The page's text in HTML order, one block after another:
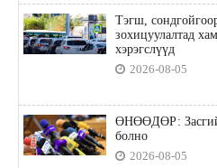
Тэгш,
зохицуулалтад
хэрэгслүүд
2026-08-05
ӨНӨӨДӨР:
болно
2026-08-05